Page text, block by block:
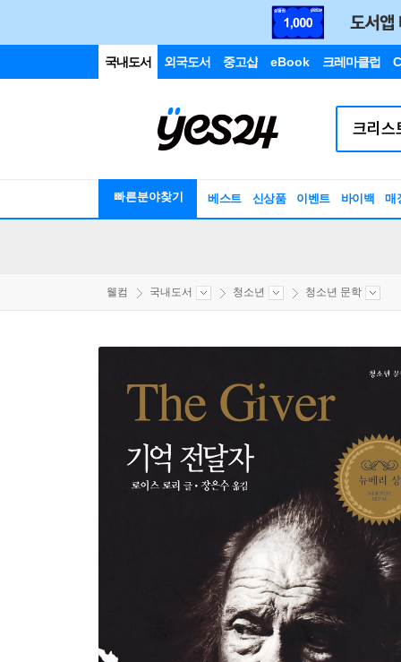
국내도서 외국도서 중고샵 eBook 크레마클럽
빠른분야찾기 베스트 신상품 이벤트 바이백 매
웰컴 국내도서 청소년 청소년 문학